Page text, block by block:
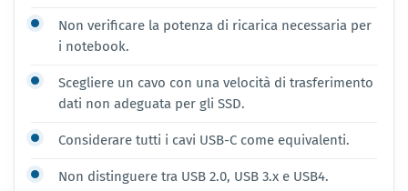
Non verificare la potenza di ricarica necessaria per
i notebook.
Scegliere un cavo con una velocità di trasferimento
dati non adeguata per gli SSD.
Considerare tutti i cavi USB-C come equivalenti.
Non distinguere tra USB 2.0, USB 3.x e USB4.